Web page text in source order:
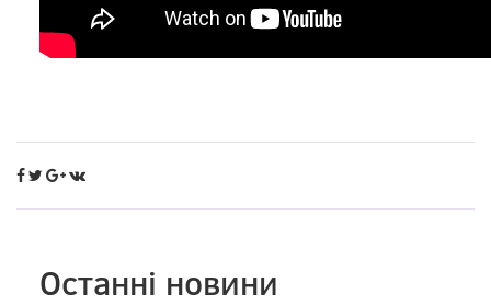
Останні новини